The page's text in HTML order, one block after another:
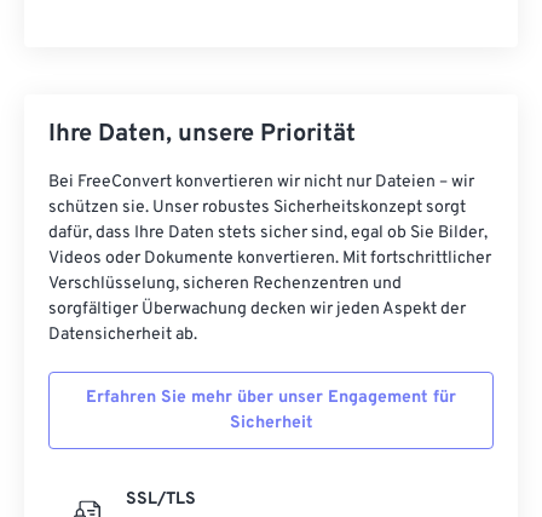
Ihre Daten, unsere Priorität
Bei FreeConvert konvertieren wir nicht nur Dateien – wir
schützen sie. Unser robustes Sicherheitskonzept sorgt
dafür, dass Ihre Daten stets sicher sind, egal ob Sie Bilder,
Videos oder Dokumente konvertieren. Mit fortschrittlicher
Verschlüsselung, sicheren Rechenzentren und
sorgfältiger Überwachung decken wir jeden Aspekt der
Datensicherheit ab.
Erfahren Sie mehr über unser Engagement für
Sicherheit
SSL/TLS